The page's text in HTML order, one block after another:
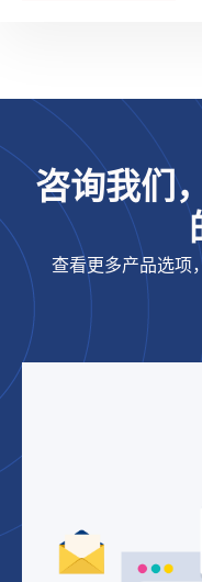
咨询我们
查看更多产品选项